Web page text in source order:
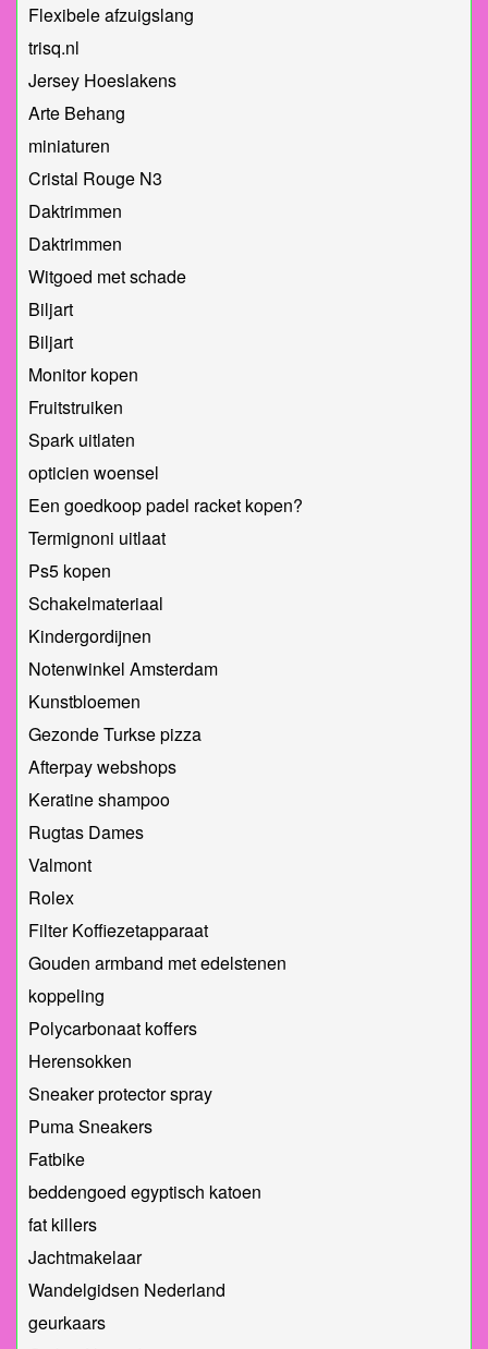
Flexibele afzuigslang
trisq.nl
Jersey Hoeslakens
Arte Behang
miniaturen
Cristal Rouge N3
Daktrimmen
Daktrimmen
Witgoed met schade
Biljart
Biljart
Monitor kopen
Fruitstruiken
Spark uitlaten
opticien woensel
Een goedkoop padel racket kopen?
Termignoni uitlaat
Ps5 kopen
Schakelmateriaal
Kindergordijnen
Notenwinkel Amsterdam
Kunstbloemen
Gezonde Turkse pizza
Afterpay webshops
Keratine shampoo
Rugtas Dames
Valmont
Rolex
Filter Koffiezetapparaat
Gouden armband met edelstenen
koppeling
Polycarbonaat koffers
Herensokken
Sneaker protector spray
Puma Sneakers
Fatbike
beddengoed egyptisch katoen
fat killers
Jachtmakelaar
Wandelgidsen Nederland
geurkaars